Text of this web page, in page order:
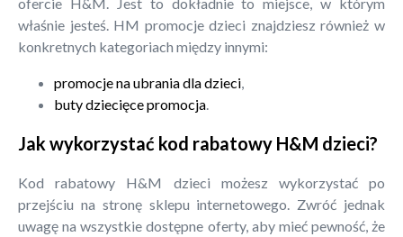
właśnie jesteś. HM promocje dzieci znajdziesz również w
konkretnych kategoriach między innymi:
promocje na ubrania dla dzieci
buty dziecięce promocja
Jak wykorzystać kod rabatowy H&M dzieci?
Kod rabatowy H&M dzieci możesz wykorzystać po
przejściu na stronę sklepu internetowego. Zwróć jednak
uwagę na wszystkie dostępne oferty, aby mieć pewność, że